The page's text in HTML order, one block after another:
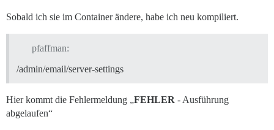
Sobald ich sie im Container ändere, habe ich neu kompiliert.
pfaffman:
/admin/email/server-settings
Hier kommt die Fehlermeldung „FEHLER - Ausführung
abgelaufen“